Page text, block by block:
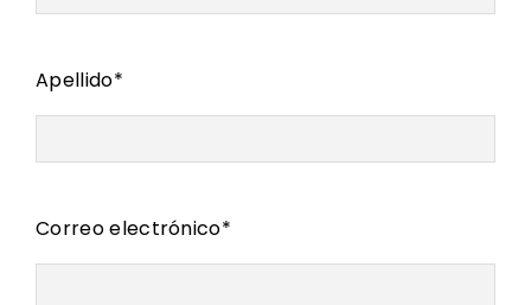
Apellido*
Correo electrónico*